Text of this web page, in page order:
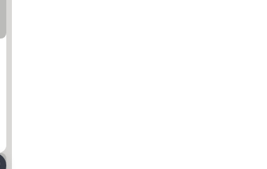
찾기에 추가